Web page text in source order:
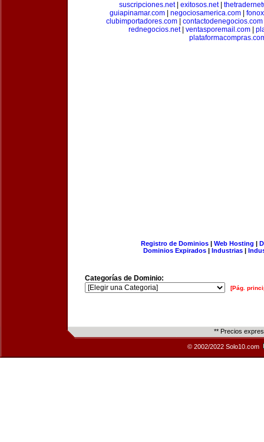
suscripciones.net| exitosos.net|
guiapinamar.com
negociosamerica.com
clubimportadores.com
contactodenegocios.com
rednegocios.net| ventasporemail.com
Registro de Dominios| Web Hosting |
Dominios Expirados | Industrias |
Categorías de Dominio:
[Pág.
** Precios
© 2002/2022 Solo10.com